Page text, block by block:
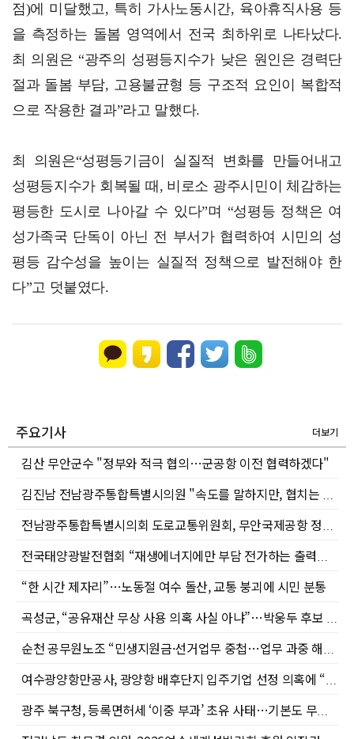
점)에 미달했고, 특히 가사노동시간, 육아휴직사용 등
을 측정하는 돌봄 영역에서 전국 최하위로 나타났다.
최 의원은 “광주의 성평등지수가 낮은 원인은 경력단
절과 돌봄 부담, 고용불균형 등 구조적 요인이 복합적
으로 작용한 결과”라고 말했다.
최 의원은“성평등기금이 실질적 변화를 만들어내고
성평등지수가 회복될 때, 비로소 광주시민이 체감하는
평등한 도시로 나아갈 수 있다”며 “성평등 정책은 여
성가족국 단독이 아닌 전 부서가 협력하여 시민의 성
평등 감수성을 높이는 실질적 정책으로 발전해야 한
다”고 덧붙였다.
주요기사 더보기
김산 무안군수 "정부와 적극 협의…군공항 이전 협력하겠다"
김진남 전남광주통합특별시의원 "속도를 말하지만, 협치는 보이지 않습니다"
전남광주통합특별시의회 도로교통위원회, 무안국제공항 정상화와 재개항 촉구 성명 발표
전국태양광발전협회 “재생에너지에만 부담 전가하는 출력제어 개선해야”
“한 시간 제자리”…노동절 여수 돌산, 교통 붕괴에 시민 분통
곡성군, “공유재산 무상 사용 의혹 사실 아냐”…박웅두 후보 주장 반박
순천 공무원노조 “민생지원금·선거업무 중첩…업무 과중 해소해야”
여수광양항만공사, 광양항 배후단지 입주기업 선정 의혹에 “전략적 투자유치·공정 절차” 해명
광주 북구청, 등록면허세 ‘이중 부과’ 초유 사태…기본도 무너진 세정 행정